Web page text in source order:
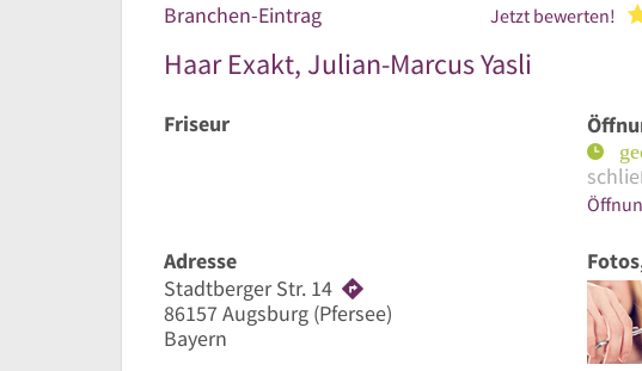
Branchen-Eintrag Jetzt bewerten!
Haar Exakt, Julian-Marcus Yasli
Friseur
Adresse
Stadtberger Str. 14
86157 Augsburg (Pfersee)
Bayern